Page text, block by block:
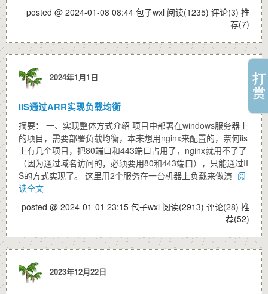
posted @ 2024-01-08 08:44 包子wxl 阅读(1235) 评论(3) 推
荐(7)
2024年1月1日
IIS通过ARR实现负载均衡
摘要： 一、实现整体方式介绍 项目中部署在windows服务器上
的项目，需要部署负载均衡，本来想用nginx来配置的，奈何iis
上有几个项目，把80端口和443端口占用了，nginx就用不了了
（因为通过域名访问的，必须要用80和443端口），只能通过II
S的方式实现了。 这里用2个服务在一台机器上负载来做演 阅
读全文
posted @ 2024-01-01 23:15 包子wxl 阅读(2913) 评论(28) 推
荐(52)
2023年12月22日